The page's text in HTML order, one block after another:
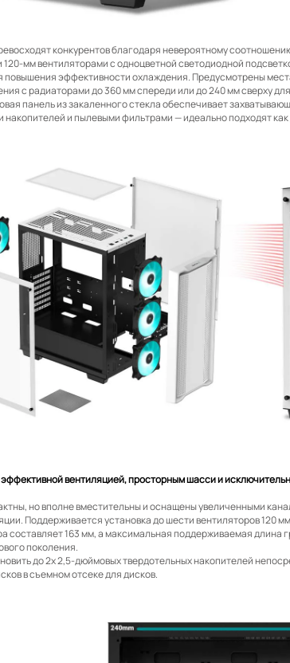
конкурентов благодаря невероятному
мм вентиляторами с одноцветной светодиодной
эффективности охлаждения. Предусмотрены
с радиаторами до 360 мм спереди или до 240 мм сверху
панель из закаленного стекла обеспечивает
накопителей и пылевыми фильтрами — идеально подходят
вентиляцией, просторным шасси и
но вполне вместительны и оснащены увеличенными
Поддерживается установка до шести вентиляторов 120
составляет 163 мм, а максимальная поддерживаемая
поколения.
до 2x 2,5-дюймовых твердотельных накопителей
в съемном отсеке для дисков.